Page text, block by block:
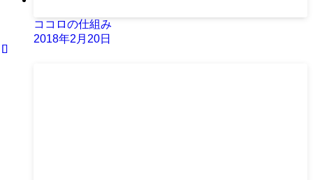
ココロの仕組み
2018年2月20日